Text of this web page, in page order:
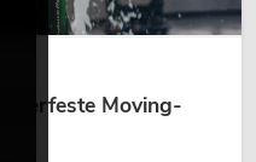
Moving-